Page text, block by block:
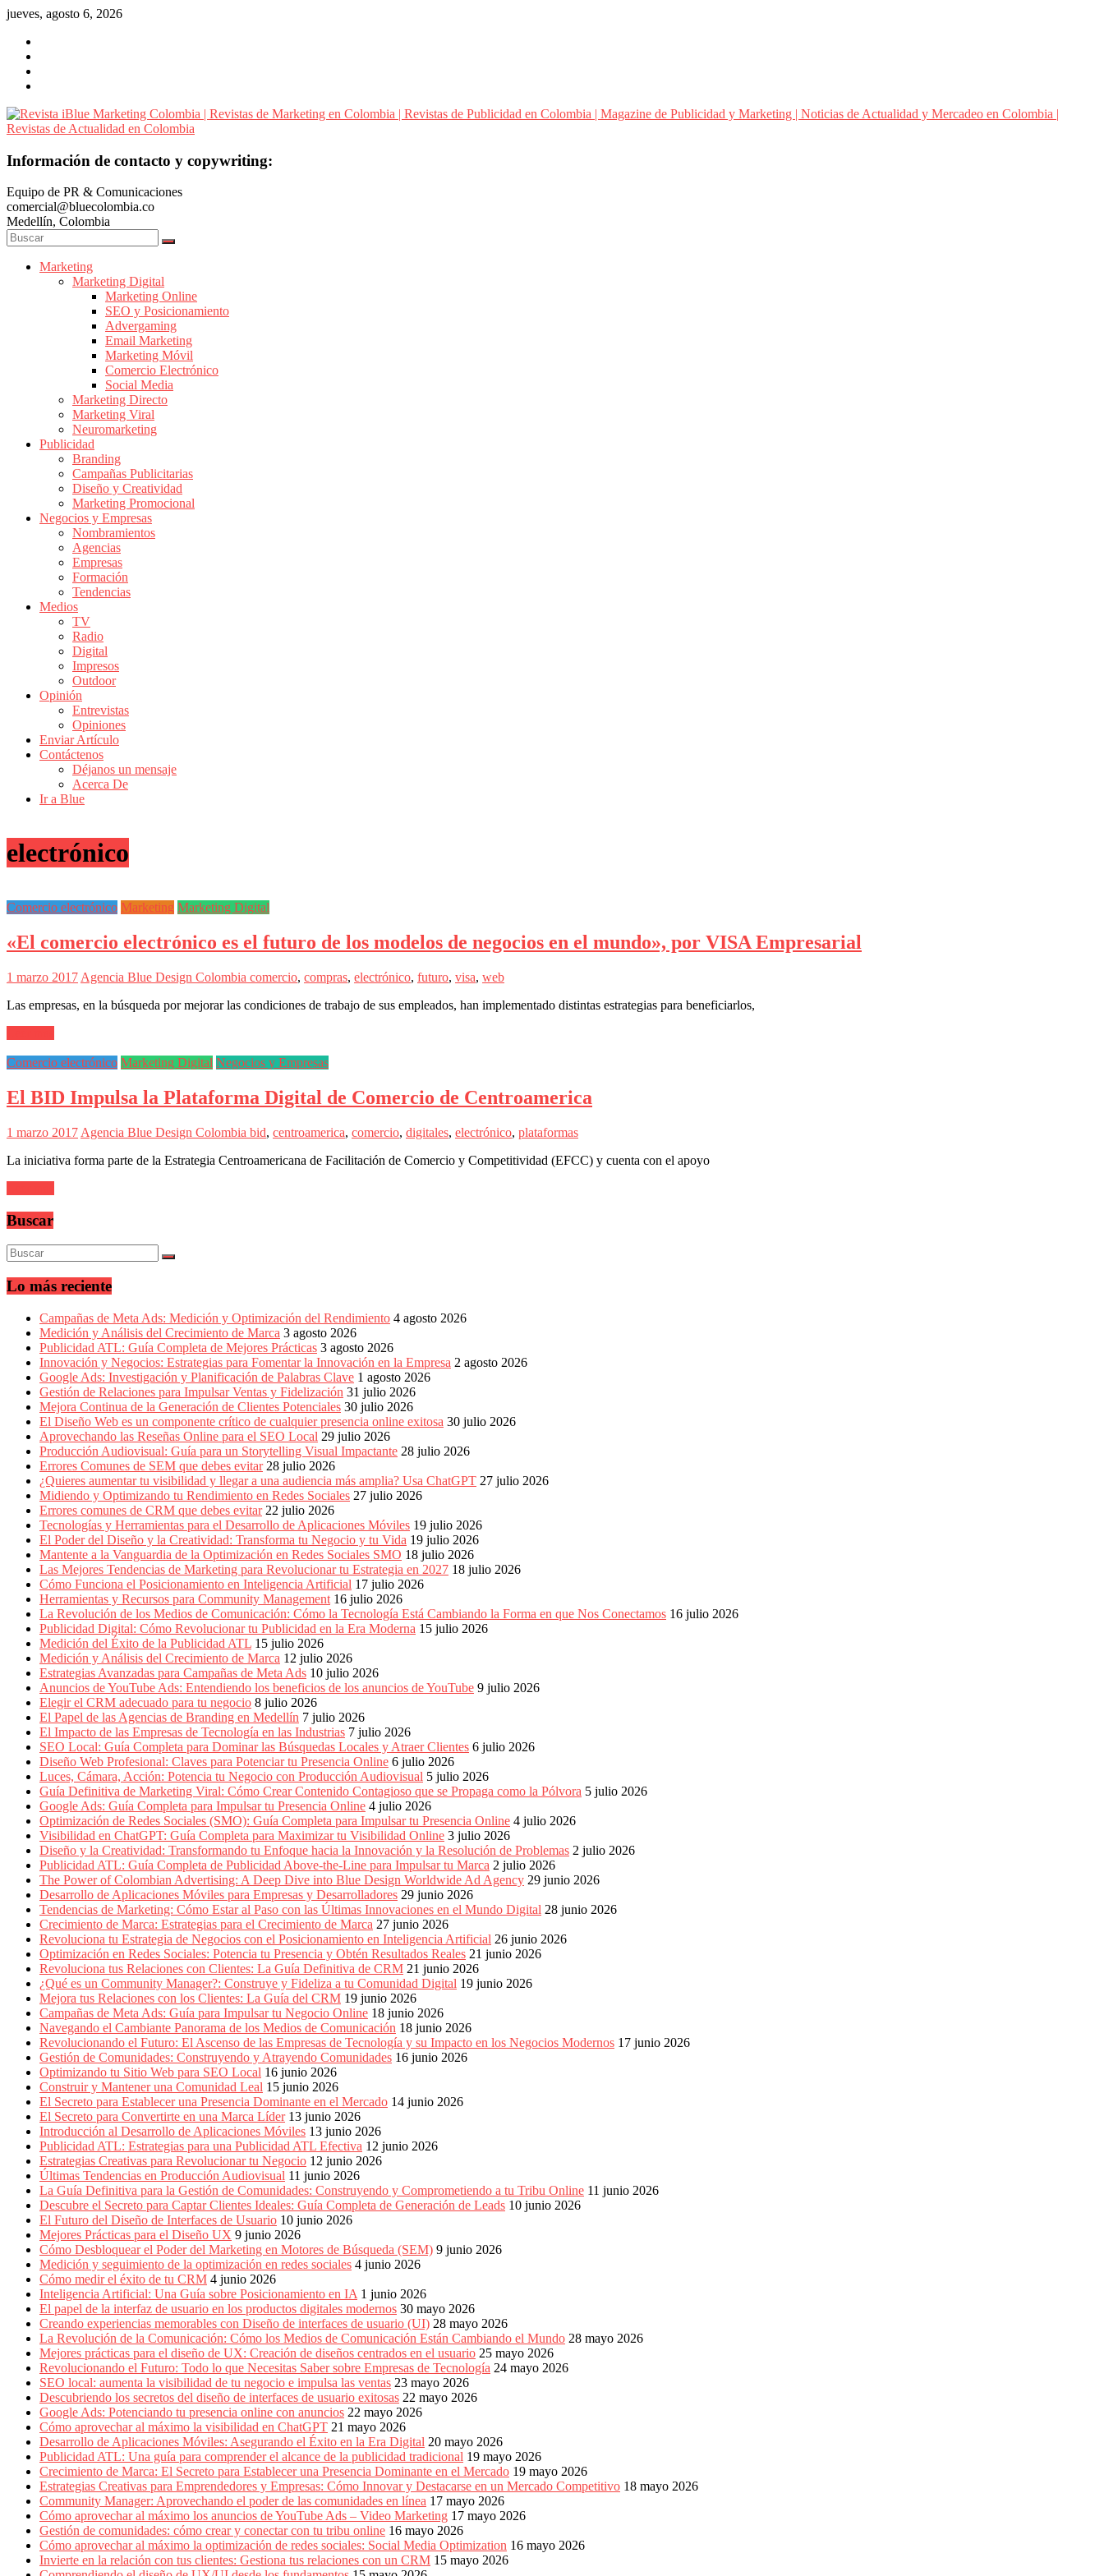
Saltar
contenido
jueves, agosto 6, 2026
Revista
Marketing
Colombia
|
Revistas
Marketing
Publicidad
Colombia
Magazine
Publicidad
Marketing
Noticias
Actualidad
Mercadeo
Colombia
Revistas
Actualidad
Colombia
iBlue
Marketing
|
de
Publicidad,
y
Medios
de
la
Agencia
Design
y
filiales
en
Latina
Una
mirada
estratégica
y
versátil
Marketing
LATAM
|
Bitácora
Mercadeo
Interactivo,
Medios,
Publicidad,
Marketing,
Campañas
Publicitarias,
Agencias,
Empresas,
Negocios,
Tendencias,
Trendings,
Dinero,
Economía,
Diseño
Móviles,
Estrategias
Digitales,
Estrategias
Publicitarias,
Alianzas,
Clientes,
Innovación,
Tecnología,
Noticias,
Artículos,
Gente,
Contenidos
Calidad,
Eventos
Marketing,
Mercadotecnia,
Eventos
Publicitarios,
Colecciónes,
Marcas,
Insigns,
Radio,
Creatividad,
RRPP,
Comerciales,
Periodismo,
Revistas,
Magazines
Periódicos
Producción
Gráfica
Colombia.
Información de contacto y copywriting:
Equipo de PR & Comunicaciones
comercial@bluecolombia.co
Medellín, Colombia
Marketing
Marketing Digital
Marketing Online
SEO y Posicionamiento
Advergaming
Email Marketing
Marketing Móvil
Comercio Electrónico
Social Media
Marketing Directo
Marketing Viral
Neuromarketing
Publicidad
Branding
Campañas Publicitarias
Diseño y Creatividad
Marketing Promocional
Negocios y Empresas
Nombramientos
Agencias
Empresas
Formación
Tendencias
Medios
TV
Radio
Digital
Impresos
Outdoor
Opinión
Entrevistas
Opiniones
Enviar Artículo
Contáctenos
Déjanos un mensaje
Acerca De
Ir a Blue
electrónico
Comercio electrónico Marketing Marketing Digital
«El comercio electrónico es el futuro de los modelos de negocios en el mundo», por VISA Empresarial
1 marzo 2017 Agencia Blue Design Colombia comercio, compras, electrónico, futuro, visa, web
Las empresas, en la búsqueda por mejorar las condiciones de trabajo de sus empleados, han implementado distintas estrategias para beneficiarlos,
Comercio electrónico Marketing Digital Negocios y Empresas
El BID Impulsa la Plataforma Digital de Comercio de Centroamerica
1 marzo 2017 Agencia Blue Design Colombia bid, centroamerica, comercio, digitales, electrónico, plataformas
La iniciativa forma parte de la Estrategia Centroamericana de Facilitación de Comercio y Competitividad (EFCC) y cuenta con el apoyo
Buscar
Lo más reciente
Campañas de Meta Ads: Medición y Optimización del Rendimiento 4 agosto 2026
Medición y Análisis del Crecimiento de Marca 3 agosto 2026
Publicidad ATL: Guía Completa de Mejores Prácticas 3 agosto 2026
Innovación y Negocios: Estrategias para Fomentar la Innovación en la Empresa 2 agosto 2026
Google Ads: Investigación y Planificación de Palabras Clave 1 agosto 2026
Gestión de Relaciones para Impulsar Ventas y Fidelización 31 julio 2026
Mejora Continua de la Generación de Clientes Potenciales 30 julio 2026
El Diseño Web es un componente crítico de cualquier presencia online exitosa 30 julio 2026
Aprovechando las Reseñas Online para el SEO Local 29 julio 2026
Producción Audiovisual: Guía para un Storytelling Visual Impactante 28 julio 2026
Errores Comunes de SEM que debes evitar 28 julio 2026
¿Quieres aumentar tu visibilidad y llegar a una audiencia más amplia? Usa ChatGPT 27 julio 2026
Midiendo y Optimizando tu Rendimiento en Redes Sociales 27 julio 2026
Errores comunes de CRM que debes evitar 22 julio 2026
Tecnologías y Herramientas para el Desarrollo de Aplicaciones Móviles 19 julio 2026
El Poder del Diseño y la Creatividad: Transforma tu Negocio y tu Vida 19 julio 2026
Mantente a la Vanguardia de la Optimización en Redes Sociales SMO 18 julio 2026
Las Mejores Tendencias de Marketing para Revolucionar tu Estrategia en 2027 18 julio 2026
Cómo Funciona el Posicionamiento en Inteligencia Artificial 17 julio 2026
Herramientas y Recursos para Community Management 16 julio 2026
La Revolución de los Medios de Comunicación: Cómo la Tecnología Está Cambiando la Forma en que Nos Conectamos 16 julio 2026
Publicidad Digital: Cómo Revolucionar tu Publicidad en la Era Moderna 15 julio 2026
Medición del Éxito de la Publicidad ATL 15 julio 2026
Medición y Análisis del Crecimiento de Marca 12 julio 2026
Estrategias Avanzadas para Campañas de Meta Ads 10 julio 2026
Anuncios de YouTube Ads: Entendiendo los beneficios de los anuncios de YouTube 9 julio 2026
Elegir el CRM adecuado para tu negocio 8 julio 2026
El Papel de las Agencias de Branding en Medellín 7 julio 2026
El Impacto de las Empresas de Tecnología en las Industrias 7 julio 2026
SEO Local: Guía Completa para Dominar las Búsquedas Locales y Atraer Clientes 6 julio 2026
Diseño Web Profesional: Claves para Potenciar tu Presencia Online 6 julio 2026
Luces, Cámara, Acción: Potencia tu Negocio con Producción Audiovisual 5 julio 2026
Guía Definitiva de Marketing Viral: Cómo Crear Contenido Contagioso que se Propaga como la Pólvora 5 julio 2026
Google Ads: Guía Completa para Impulsar tu Presencia Online 4 julio 2026
Optimización de Redes Sociales (SMO): Guía Completa para Impulsar tu Presencia Online 4 julio 2026
Visibilidad en ChatGPT: Guía Completa para Maximizar tu Visibilidad Online 3 julio 2026
Diseño y la Creatividad: Transformando tu Enfoque hacia la Innovación y la Resolución de Problemas 2 julio 2026
Publicidad ATL: Guía Completa de Publicidad Above-the-Line para Impulsar tu Marca 2 julio 2026
The Power of Colombian Advertising: A Deep Dive into Blue Design Worldwide Ad Agency 29 junio 2026
Desarrollo de Aplicaciones Móviles para Empresas y Desarrolladores 29 junio 2026
Tendencias de Marketing: Cómo Estar al Paso con las Últimas Innovaciones en el Mundo Digital 28 junio 2026
Crecimiento de Marca: Estrategias para el Crecimiento de Marca 27 junio 2026
Revoluciona tu Estrategia de Negocios con el Posicionamiento en Inteligencia Artificial 26 junio 2026
Optimización en Redes Sociales: Potencia tu Presencia y Obtén Resultados Reales 21 junio 2026
Revoluciona tus Relaciones con Clientes: La Guía Definitiva de CRM 21 junio 2026
¿Qué es un Community Manager?: Construye y Fideliza a tu Comunidad Digital 19 junio 2026
Mejora tus Relaciones con los Clientes: La Guía del CRM 19 junio 2026
Campañas de Meta Ads: Guía para Impulsar tu Negocio Online 18 junio 2026
Navegando el Cambiante Panorama de los Medios de Comunicación 18 junio 2026
Revolucionando el Futuro: El Ascenso de las Empresas de Tecnología y su Impacto en los Negocios Modernos 17 junio 2026
Gestión de Comunidades: Construyendo y Atrayendo Comunidades 16 junio 2026
Optimizando tu Sitio Web para SEO Local 16 junio 2026
Construir y Mantener una Comunidad Leal 15 junio 2026
El Secreto para Establecer una Presencia Dominante en el Mercado 14 junio 2026
El Secreto para Convertirte en una Marca Líder 13 junio 2026
Introducción al Desarrollo de Aplicaciones Móviles 13 junio 2026
Publicidad ATL: Estrategias para una Publicidad ATL Efectiva 12 junio 2026
Estrategias Creativas para Revolucionar tu Negocio 12 junio 2026
Últimas Tendencias en Producción Audiovisual 11 junio 2026
La Guía Definitiva para la Gestión de Comunidades: Construyendo y Comprometiendo a tu Tribu Online 11 junio 2026
Descubre el Secreto para Captar Clientes Ideales: Guía Completa de Generación de Leads 10 junio 2026
El Futuro del Diseño de Interfaces de Usuario 10 junio 2026
Mejores Prácticas para el Diseño UX 9 junio 2026
Cómo Desbloquear el Poder del Marketing en Motores de Búsqueda (SEM) 9 junio 2026
Medición y seguimiento de la optimización en redes sociales 4 junio 2026
Cómo medir el éxito de tu CRM 4 junio 2026
Inteligencia Artificial: Una Guía sobre Posicionamiento en IA 1 junio 2026
El papel de la interfaz de usuario en los productos digitales modernos 30 mayo 2026
Creando experiencias memorables con Diseño de interfaces de usuario (UI) 28 mayo 2026
La Revolución de la Comunicación: Cómo los Medios de Comunicación Están Cambiando el Mundo 28 mayo 2026
Mejores prácticas para el diseño de UX: Creación de diseños centrados en el usuario 25 mayo 2026
Revolucionando el Futuro: Todo lo que Necesitas Saber sobre Empresas de Tecnología 24 mayo 2026
SEO local: aumenta la visibilidad de tu negocio e impulsa las ventas 23 mayo 2026
Descubriendo los secretos del diseño de interfaces de usuario exitosas 22 mayo 2026
Google Ads: Potenciando tu presencia online con anuncios 22 mayo 2026
Cómo aprovechar al máximo la visibilidad en ChatGPT 21 mayo 2026
Desarrollo de Aplicaciones Móviles: Asegurando el Éxito en la Era Digital 20 mayo 2026
Publicidad ATL: Una guía para comprender el alcance de la publicidad tradicional 19 mayo 2026
Crecimiento de Marca: El Secreto para Establecer una Presencia Dominante en el Mercado 19 mayo 2026
Estrategias Creativas para Emprendedores y Empresas: Cómo Innovar y Destacarse en un Mercado Competitivo 18 mayo 2026
Community Manager: Aprovechando el poder de las comunidades en línea 17 mayo 2026
Cómo aprovechar al máximo los anuncios de YouTube Ads – Video Marketing 17 mayo 2026
Gestión de comunidades: cómo crear y conectar con tu tribu online 16 mayo 2026
Cómo aprovechar al máximo la optimización de redes sociales: Social Media Optimization 16 mayo 2026
Invierte en la relación con tus clientes: Gestiona tus relaciones con un CRM 15 mayo 2026